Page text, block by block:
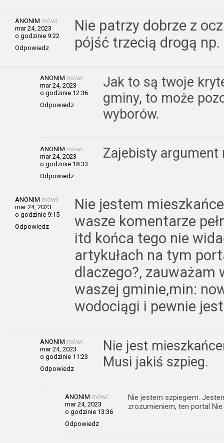
ANONIM mówi:
mar 24, 2023
o godzinie 9:22
Odpowiedz
Nie patrzy dobrze z
pójść trzecią drogą
ANONIM mówi:
mar 24, 2023
o godzinie 12:36
Odpowiedz
Jak to są twoje
gminy, to może
wyborów.
ANONIM mówi:
mar 24, 2023
o godzinie 18:33
Odpowiedz
Zajebisty
ANONIM mówi:
mar 24, 2023
o godzinie 9:15
Odpowiedz
Nie jestem
wasze komentarze
itd końca tego nie
artykułach na tym
dlaczego?, zauważam
waszej gminie,min:
wodociągi i pewnie
ANONIM mówi:
mar 24, 2023
o godzinie 11:23
Odpowiedz
Nie jest
Musi jakiś szpieg.
ANONIM mówi:
mar 24, 2023
o godzinie 13:36
Odpowiedz
Nie jestem szpiegiem.
zrozumieniem, ten portal